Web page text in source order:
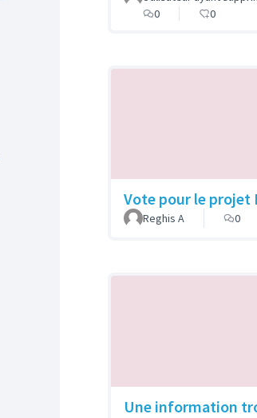
0
0
Vote pour le projet
Reghis A 0
Une information